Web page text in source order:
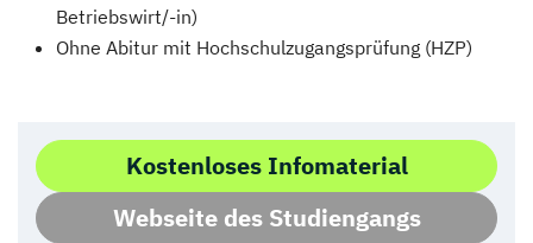
Betriebswirt/-in)
Ohne Abitur mit Hochschulzugangsprüfung (HZP)
Kostenloses Infomaterial
Webseite des Studiengangs